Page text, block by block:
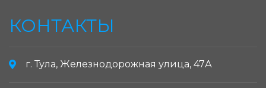
КОНТАКТЫ
г. Тула, Железнодорожная улица, 47А